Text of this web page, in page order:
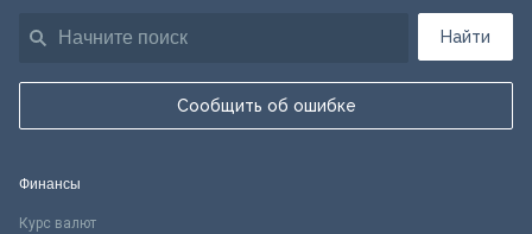
Найти
Сообщить об ошибке
Финансы
Курс валют